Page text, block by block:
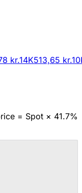
kr.14K513,65 kr.
= Spot × 41.7%